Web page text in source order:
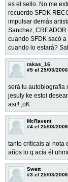
es el sello. No me
recuerdo SFDK
impulsar demás
Sanchez,
cuando SFDK sacó
cuando lo estará?
rakas_16
#5 el 25/03/
será tu autobiografía
jesuly ke estoi
asi!! ;oK
McRavent
#4 el 25/03/
tanto criticais al nota
años lo q acía él
Swett
#3 el 25/03/